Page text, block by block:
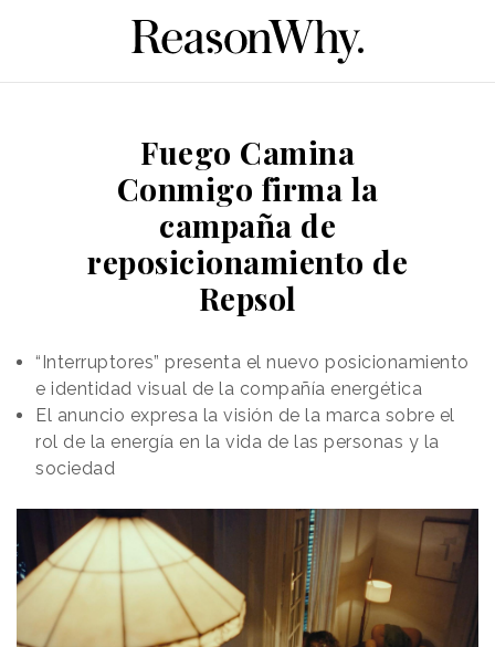
Fuego Camina
Conmigo firma la
campaña de
reposicionamiento de
Repsol
“Interruptores” presenta el nuevo posicionamiento
e identidad visual de la compañía energética
El anuncio expresa la visión de la marca sobre el
rol de la energía en la vida de las personas y la
sociedad